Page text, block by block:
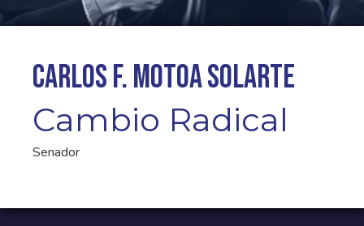
Carlos F. Motoa Solarte
Cambio Radical
Senador